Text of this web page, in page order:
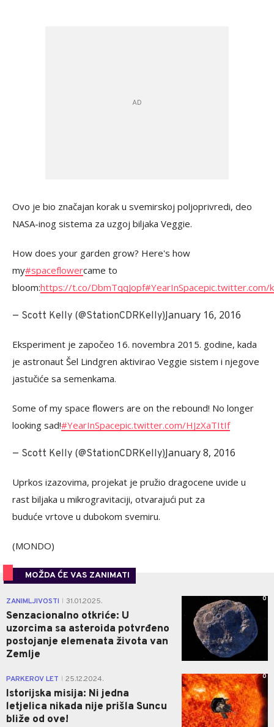
Ovo je bio značajan korak u svemirskoj poljoprivredi, deo
NASA-inog sistema za uzgoj biljaka Veggie.
How does your garden grow? Here's how
my#spaceflowercame to
bloom:https://t.co/DbmTqqJopf#YearInSpacepic.twitter.com/
— Scott Kelly (@StationCDRKelly)January 16, 2016
Eksperiment je započeo 16. novembra 2015. godine, kada
je astronaut Šel Lindgren aktivirao Veggie sistem i njegove
jastučiće sa semenkama.
Some of my space flowers are on the rebound! No longer
looking sad!#YearInSpacepic.twitter.com/HJzXaTItIf
— Scott Kelly (@StationCDRKelly)January 8, 2016
Uprkos izazovima, projekat je pružio dragocene uvide u
rast biljaka u mikrogravitaciji, otvarajući put za
buduće vrtove u dubokom svemiru.
(MONDO)
MOŽDA ĆE VAS ZANIMATI
ZANIMLJIVOSTI 31.01.2025.
Senzacionalno otkriće: U
uzorcima sa asteroida potvrđeno
postojanje elemenata života van
Zemlje
0
PARKEROV LET 25.12.2024.
Istorijska misija: Ni jedna
letjelica nikada nije prišla Suncu
bliže od ove!
0